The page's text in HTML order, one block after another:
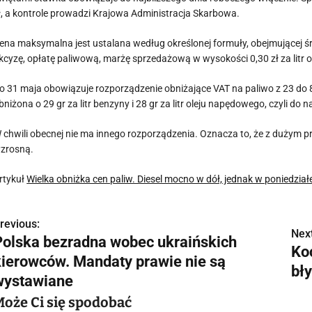
a kontrole prowadzi Krajowa Administracja Skarbowa.
maksymalna jest ustalana według określonej formuły,
opłatę paliwową, marżę sprzedażową w wysokości 0,30 zł za litr
31 maja obowiązuje rozporządzenie obniżające VAT na paliwo z 23
o 29 gr za litr benzyny i 28 gr za litr oleju napędowego, czyli do
chwili obecnej nie ma innego rozporządzenia. Oznacza to, że z
Wielka obniżka cen paliw. Diesel mocno w dół, jednak w
bezradna wobec ukraińskich
Mandaty prawie nie są
Ci się spodobać